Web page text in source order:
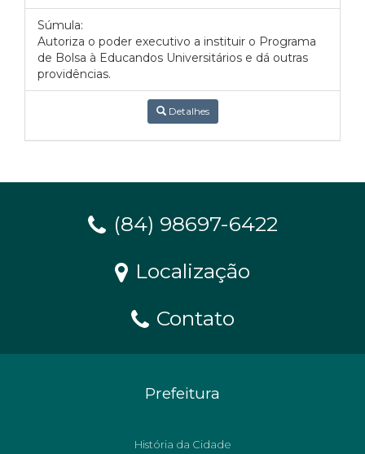
Súmula:
Autoriza o poder executivo a instituir o Programa
de Bolsa à Educandos Universitários e dá outras
providências.
Detalhes
(84) 98697-6422
Localização
Contato
Prefeitura
História da Cidade